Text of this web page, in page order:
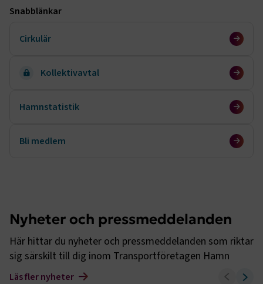
Snabblänkar
Cirkulär
Kollektivavtal
Hamnstatistik
Bli medlem
Nyheter och pressmeddelanden
Här hittar du nyheter och pressmeddelanden som riktar
sig särskilt till dig inom Transportföretagen Hamn
Läs fler nyheter